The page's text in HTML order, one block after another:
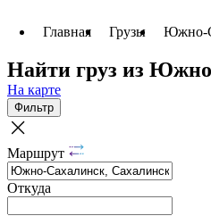
Главная Грузы Южно-
Найти груз из
На карте
Фильтр
Маршрут
Откуда